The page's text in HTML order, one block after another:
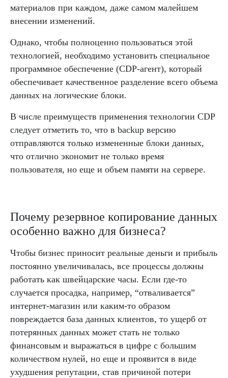
материалов при каждом, даже самом малейшем
внесении изменений.
Однако, чтобы полноценно пользоваться этой
технологией, необходимо установить специальное
программное обеспечение (CDP-агент), который
обеспечивает качественное разделение всего объема
данных на логические блоки.
В числе преимуществ применения технологии CDP
следует отметить то, что в backup версию
отправляются только измененные блоки данных,
что отлично экономит не только время
пользователя, но еще и объем памяти на сервере.
Почему резервное копирование данных
особенно важно для бизнеса?
Чтобы бизнес приносит реальные деньги и прибыль
постоянно увеличивалась, все процессы должны
работать как швейцарские часы. Если где-то
случается просадка, например, “отваливается”
интернет-магазин или каким-то образом
повреждается база данных клиентов, то ущерб от
потерянных данных может стать не только
финансовым и выражаться в цифре с большим
количеством нулей, но еще и проявится в виде
ухудшения репутации, став причиной потери